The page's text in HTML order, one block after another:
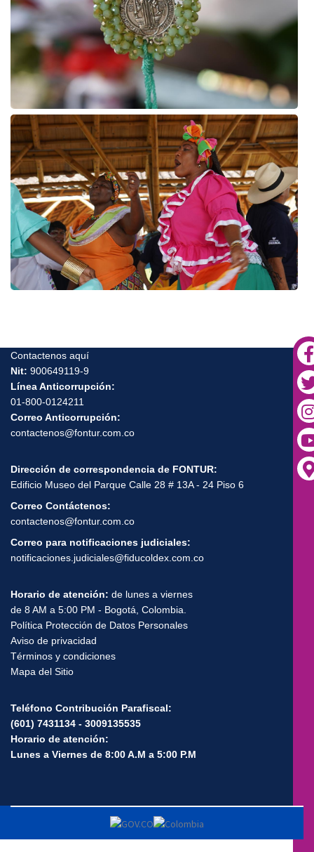
Contactenos aquí
Nit: 900649119-9
Línea Anticorrupción:
01-800-0124211
Correo Anticorrupción:
contactenos@fontur.com.co
Dirección de correspondencia de FONTUR:
Edificio Museo del Parque Calle 28 # 13A - 24 Piso 6
Correo Contáctenos:
contactenos@fontur.com.co
Correo para notificaciones judiciales:
notificaciones.judiciales@fiducoldex.com.co
Horario de atención: de lunes a viernes
de 8 AM a 5:00 PM - Bogotá, Colombia.
Política Protección de Datos Personales
Aviso de privacidad
Términos y condiciones
Mapa del Sitio
Teléfono Contribución Parafiscal:
(601) 7431134 - 3009135535
Horario de atención:
Lunes a Viernes de 8:00 A.M a 5:00 P.M